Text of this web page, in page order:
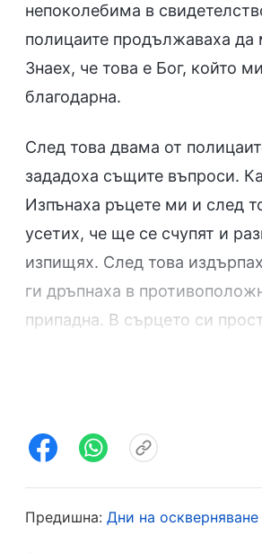
непоколебима в
полицаите продължаваха да
Знаех, че това е Бог, който
благодарна.
След това двама от
зададоха същите въпроси.
Изпънаха ръцете ми и след
усетих, че ще се счупят и
изпищях. След това
ги дръпнаха в
припадна. В сърцето си
като дадеш сила на духа
като се помолих, в ума ми
1Докато преминават през
Предишна: Дни на